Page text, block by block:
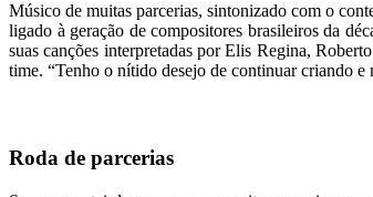
Músico de muitas parcerias, sintonizado com o
ligado à geração de compositores brasileiros da
suas canções interpretadas por Elis Regina,
time. “Tenho o nítido desejo de continuar criando e
Roda de parcerias